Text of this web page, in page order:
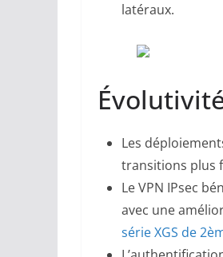
latéraux.
Les
transitions plus
Le VPN IPsec
avec une
série XGS de